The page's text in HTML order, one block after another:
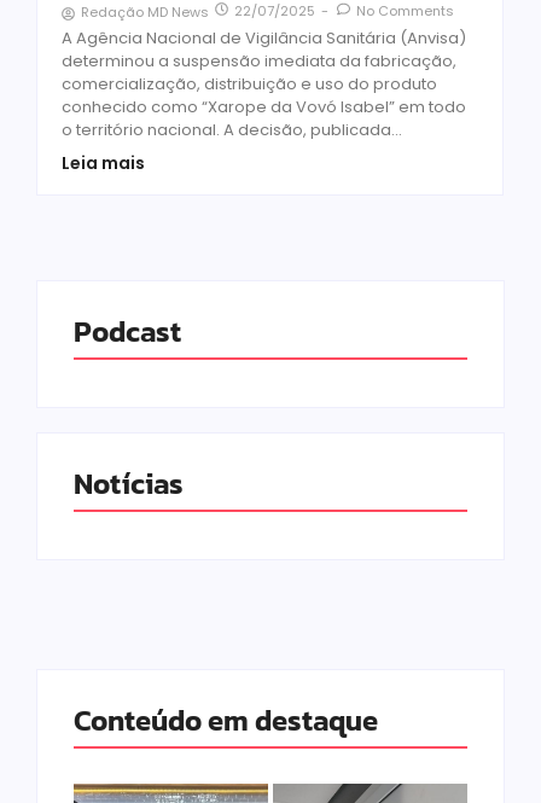
Redação MD News 22/07/2025 - No Comments
A Agência Nacional de Vigilância Sanitária (Anvisa)
determinou a suspensão imediata da fabricação,
comercialização, distribuição e uso do produto
conhecido como “Xarope da Vovó Isabel” em todo
o território nacional. A decisão, publicada...
Leia mais
Podcast
Notícias
Conteúdo em destaque